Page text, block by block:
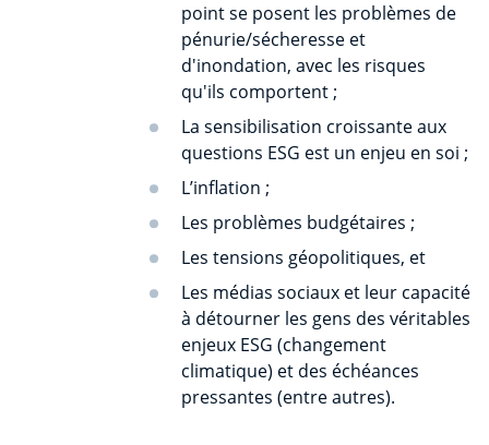
point se posent les problèmes de
pénurie/sécheresse et
d'inondation, avec les risques
qu'ils comportent ;
La sensibilisation croissante aux
questions ESG est un enjeu en soi ;
L’inflation ;
Les problèmes budgétaires ;
Les tensions géopolitiques, et
Les médias sociaux et leur capacité
à détourner les gens des véritables
enjeux ESG (changement
climatique) et des échéances
pressantes (entre autres).